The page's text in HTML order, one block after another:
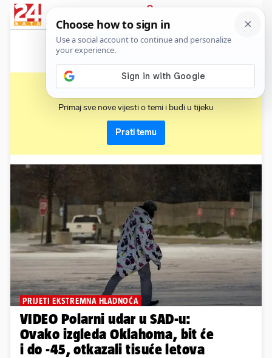
PRIJAVA
News
oklahoma
Primaj sve nove vijesti o temi i budi u tijeku
Prati temu
PRIJETI EKSTREMNA HLADNOĆA
VIDEO Polarni udar u SAD-u:
Ovako izgleda Oklahoma, bit će
i do -45, otkazali tisuće letova